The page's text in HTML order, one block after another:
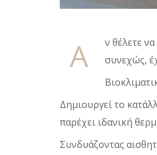
Α
ν θέλετε
συνεχώς,
Δημιουργεί το
παρέχει ιδανική
Συνδυάζοντας